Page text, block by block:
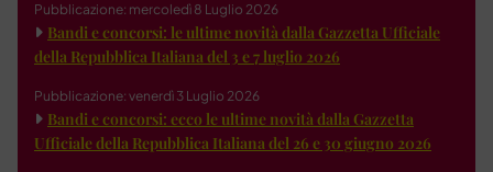
Pubblicazione: mercoledì 8 Luglio 2026
Bandi e concorsi: le ultime novità dalla Gazzetta Ufficiale
della Repubblica Italiana del 3 e 7 luglio 2026
Pubblicazione: venerdì 3 Luglio 2026
Bandi e concorsi: ecco le ultime novità dalla Gazzetta
Ufficiale della Repubblica Italiana del 26 e 30 giugno 2026